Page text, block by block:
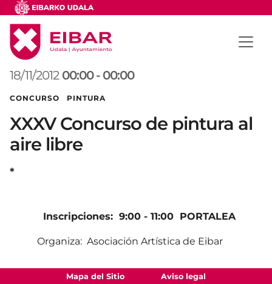
18/11/2012 00:00 - 00:00
CONCURSO PINTURA
XXXV Concurso de pintura al
aire libre
*
Inscripciones: 9:00 - 11:00 PORTALEA
Organiza: Asociación Artística de Eibar
Mapa del Sitio
Aviso legal